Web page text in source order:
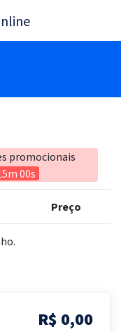
promocionais
00s
Preço
R$ 0,00